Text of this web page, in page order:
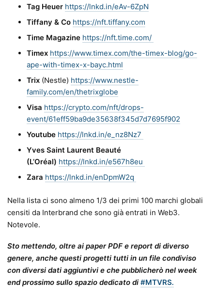
Tag Heuer https://lnkd.in/eAv-6ZpN
Tiffany & Co https://nft.tiffany.com
Time Magazine https://nft.time.com/
Timex https://www.timex.com/the-timex-blog/go-
ape-with-timex-x-bayc.html
Trix (Nestle) https://www.nestle-
family.com/en/thetrixglobe
Visa https://crypto.com/nft/drops-
event/61eff59ba9de35638f345d7d7695f902
Youtube https://lnkd.in/e_nz8Nz7
Yves Saint Laurent Beauté
(L’Oréal) https://lnkd.in/e567h8eu
Zara https://lnkd.in/enDpmW2q
Nella lista ci sono almeno 1/3 dei primi 100 marchi globali
censiti da Interbrand che sono già entrati in Web3.
Notevole.
Sto mettendo, oltre ai paper PDF e report di diverso
genere, anche questi progetti tutti in un file condiviso
con diversi dati aggiuntivi e che pubblicherò nel week
end prossimo sullo spazio dedicato di #MTVRS.